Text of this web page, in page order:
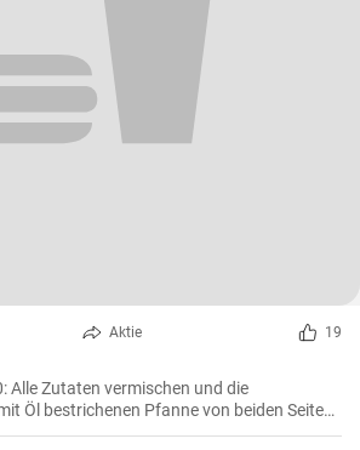
Aktie 19
Alle Zutaten vermischen und die
Öl bestrichenen Pfanne von beiden Seiten